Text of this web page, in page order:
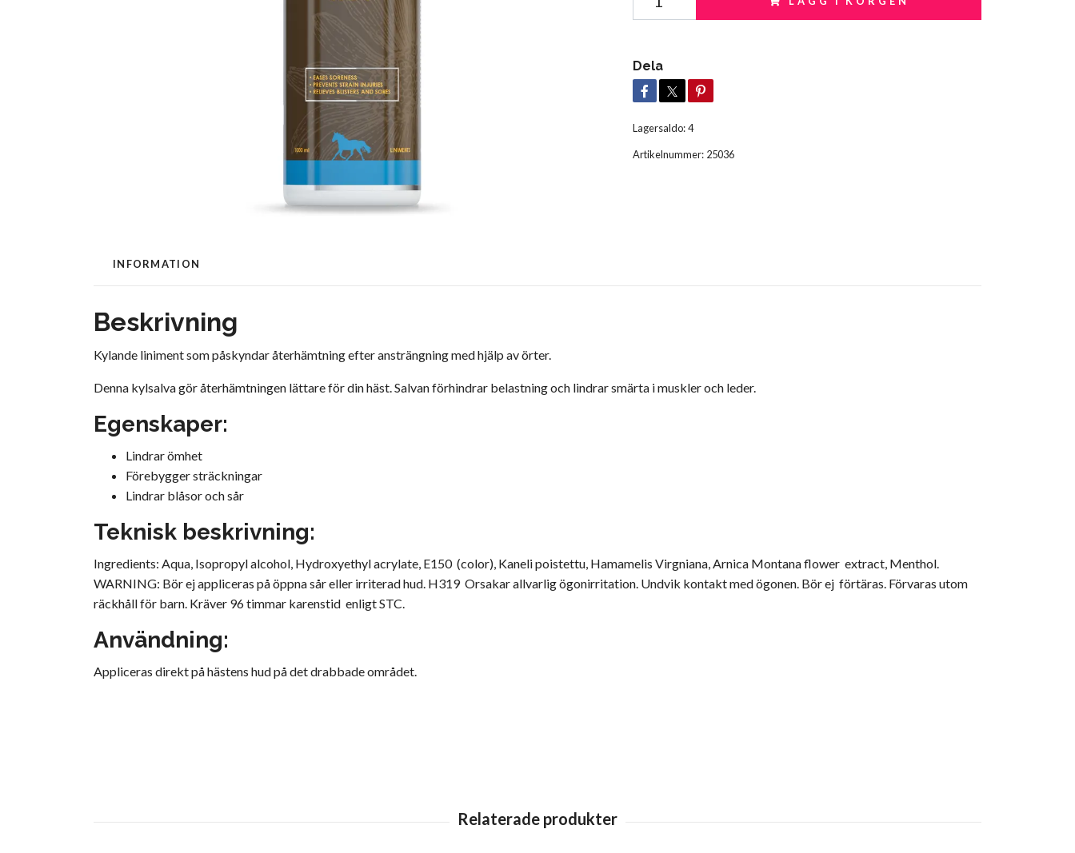
Dela
Lagersaldo:4
Artikelnummer: 25036
INFORMATION
Beskrivning
Kylande liniment som påskyndar återhämtning efter ansträngning med hjälp av örter.
Denna kylsalva gör återhämtningen lättare för din häst. Salvan förhindrar belastning och lindrar smärta i muskler och leder.
Egenskaper:
Lindrar ömhet
Förebygger sträckningar
Lindrar blåsor och sår
Teknisk beskrivning:
Ingredients: Aqua, Isopropyl alcohol, Hydroxyethyl acrylate, E150 (color), Kaneli poistettu, Hamamelis Virgniana, Arnica Montana flower extract, Menthol.
WARNING: Bör ej appliceras på öppna sår eller irriterad hud. H319 Orsakar allvarlig ögonirritation. Undvik kontakt med ögonen. Bör ej förtäras. Förvaras utom
räckhåll för barn. Kräver 96 timmar karenstid enligt STC.
Användning:
Appliceras direkt på hästens hud på det drabbade området.